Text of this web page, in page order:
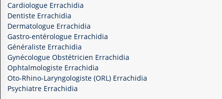
Cardiologue Errachidia
Dentiste Errachidia
Dermatologue Errachidia
Gastro-entérologue Errachidia
Généraliste Errachidia
Gynécologue Obstétricien Errachidia
Ophtalmologiste Errachidia
Oto-Rhino-Laryngologiste (ORL) Errachidia
Psychiatre Errachidia